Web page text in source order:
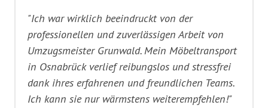
"Ich war wirklich beeindruckt von der
professionellen und zuverlässigen Arbeit von
Umzugsmeister Grunwald. Mein Möbeltransport
in Osnabrück verlief reibungslos und stressfrei
dank ihres erfahrenen und freundlichen Teams.
Ich kann sie nur wärmstens weiterempfehlen!"